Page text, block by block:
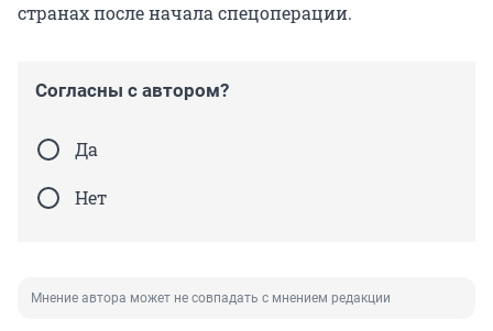
странах после начала спецоперации.
Согласны с автором?
Да
Нет
Мнение автора может не совпадать с мнением редакции